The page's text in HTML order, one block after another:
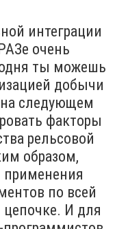
интеграции
очень
ты можешь
добычи
на следующем
факторы
рельсовой
образом,
по всей
цепочке. И для